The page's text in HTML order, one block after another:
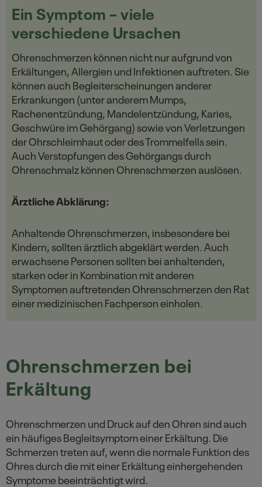
Ein Symptom – viele
verschiedene Ursachen
Ohrenschmerzen können nicht nur aufgrund von
Erkältungen, Allergien und Infektionen auftreten. Sie
können auch Begleiterscheinungen anderer
Erkrankungen (unter anderem Mumps,
Rachenentzündung, Mandelentzündung, Karies,
Geschwüre im Gehörgang) sowie von Verletzungen
der Ohrschleimhaut oder des Trommelfells sein.
Auch Verstopfungen des Gehörgangs durch
Ohrenschmalz können Ohrenschmerzen auslösen.
Ärztliche Abklärung:
Anhaltende Ohrenschmerzen, insbesondere bei
Kindern, sollten ärztlich abgeklärt werden. Auch
erwachsene Personen sollten bei anhaltenden,
starken oder in Kombination mit anderen
Symptomen auftretenden Ohrenschmerzen den Rat
einer medizinischen Fachperson einholen.
Ohrenschmerzen bei
Erkältung
Ohrenschmerzen und Druck auf den Ohren sind auch
ein häufiges Begleitsymptom einer Erkältung. Die
Schmerzen treten auf, wenn die normale Funktion des
Ohres durch die mit einer Erkältung einhergehenden
Symptome beeinträchtigt wird.